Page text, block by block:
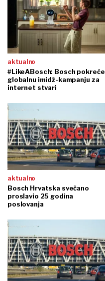
aktualno
#LikeABosch: Bosch pokreće
globalnu imidž-kampanju za
internet stvari
aktualno
Bosch Hrvatska svečano
proslavio 25 godina
poslovanja